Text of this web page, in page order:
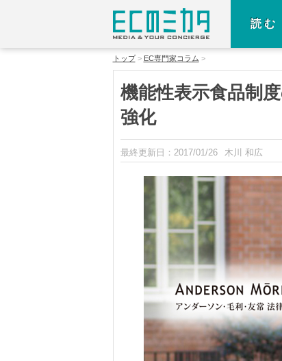
読む
トップ EC専門家コラム
機能性表示食品制
強化
最終更新日： 2017/01/26 木川 和広